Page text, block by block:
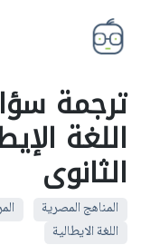
ترجمة
اللغة
الثانوى
المناهج المصرية
اللغة الايطالية